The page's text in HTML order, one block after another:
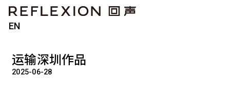
EN
运输深圳作品
2025-06-28